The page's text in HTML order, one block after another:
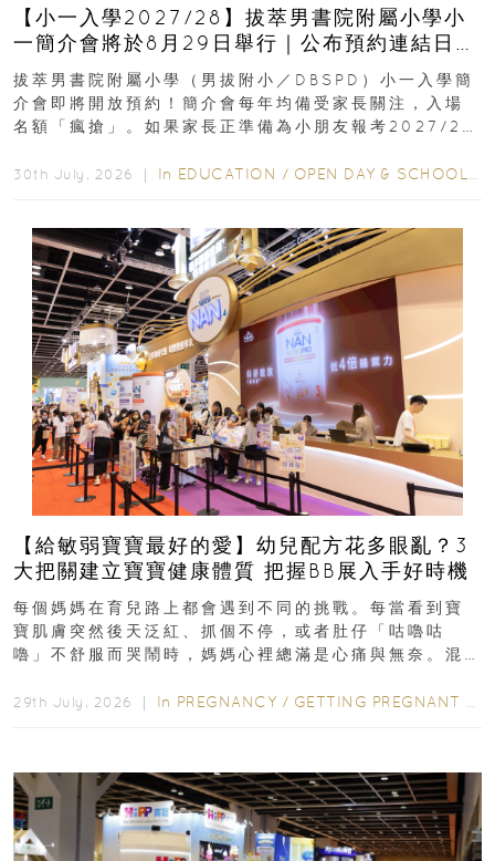
【小一入學2027/28】拔萃男書院附屬小學小
一簡介會將於8月29日舉行｜公布預約連結日期
｜更設有網上重溫
拔萃男書院附屬小學（男拔附小／DBSPD）小一入學簡
介會即將開放預約！簡介會每年均備受家長關注，入場
名額「瘋搶」。如果家長正準備為小朋友報考2027/28
30th July, 2026 ｜ In EDUCATION / OPEN DAY & SCHOOL EVENTS
【給敏弱寶寶最好的愛】幼兒配方花多眼亂？3
大把關建立寶寶健康體質 把握BB展入手好時機
每個媽媽在育兒路上都會遇到不同的挑戰。每當看到寶
寶肌膚突然後天泛紅、抓個不停，或者肚仔「咕嚕咕
嚕」不舒服而哭鬧時，媽媽心裡總滿是心痛與無奈。混
29th July, 2026 ｜ In PREGNANCY / GETTING PREGNANT